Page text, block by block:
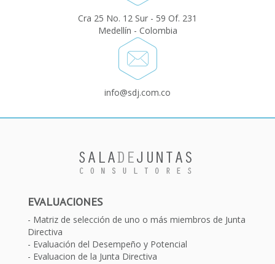
Cra 25 No. 12 Sur - 59 Of. 231
Medellín - Colombia
info@sdj.com.co
EVALUACIONES
Matriz de selección de uno o más miembros de Junta
Directiva
Evaluación del Desempeño y Potencial
Evaluacion de la Junta Directiva